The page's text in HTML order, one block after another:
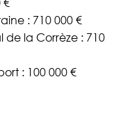
€
: 710 000 €
de la Corrèze : 710
: 100 000 €